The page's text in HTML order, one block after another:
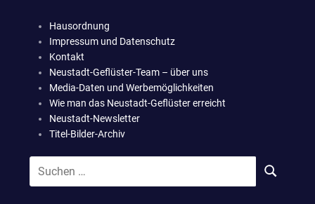
Hausordnung
Impressum und Datenschutz
Kontakt
Neustadt-Geflüster-Team – über uns
Media-Daten und Werbemöglichkeiten
Wie man das Neustadt-Geflüster erreicht
Neustadt-Newsletter
Titel-Bilder-Archiv
SUCHEN